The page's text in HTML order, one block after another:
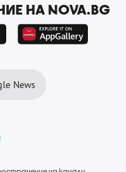
НА NOVA.BG
News